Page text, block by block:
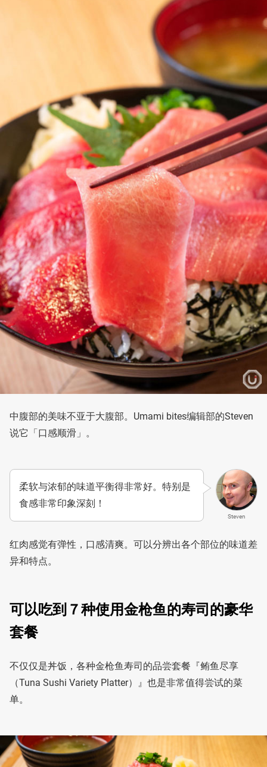
中腹部的美味不亚于大腹部。Umami bites编辑部的Steven
说它「口感顺滑」。
Steven
柔软与浓郁的味道平衡得非常好。特别是
食感非常印象深刻！
红肉感觉有弹性，口感清爽。可以分辨出各个部位的味道差
异和特点。
可以吃到７种使用金枪鱼的寿司的豪华
套餐
不仅仅是丼饭，各种金枪鱼寿司的品尝套餐『鲔鱼尽享
（Tuna Sushi Variety Platter）』也是非常值得尝试的菜
单。